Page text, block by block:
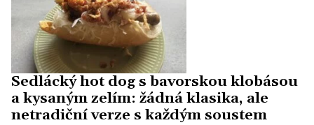
Sedlácký hot dog s bavorskou klobásou
a kysaným zelím: žádná klasika, ale
netradiční verze s každým soustem